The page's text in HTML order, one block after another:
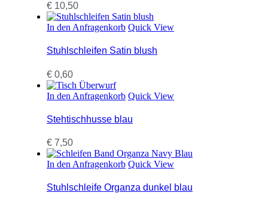
€ 10,50
In den Anfragenkorb Quick View
Stuhlschleifen Satin blush
€ 0,60
In den Anfragenkorb Quick View
Stehtischhusse blau
€ 7,50
In den Anfragenkorb Quick View
Stuhlschleife Organza dunkel blau